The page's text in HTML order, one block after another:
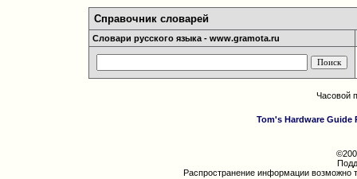
Справочник словарей
Словари русского языка - www.gramota.ru
Часовой
Tom's Hardware Guide
Распространение информации возможно